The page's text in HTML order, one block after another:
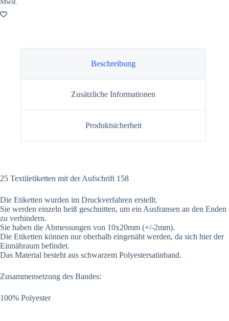
Beschreibung
Zusätzliche Informationen
Produktsicherheit
25 Textiletiketten mit der Aufschrift 158
Die Etiketten wurden im Druckverfahren erstellt.
Sie werden einzeln heiß geschnitten, um ein Ausfransen an den Enden
zu verhindern.
Sie haben die Abmessungen von 10x20mm (+/-2mm).
Die Etiketten können nur oberhalb eingenäht werden, da sich hier der
Einnähraum befindet.
Das Material besteht aus schwarzem Polyestersatinband.
Zusammensetzung des Bandes:
100% Polyester